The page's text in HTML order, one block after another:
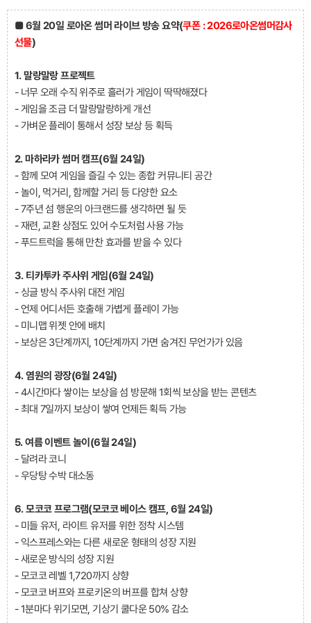
■ 6월 20일 로아온 썸머 라이브 방송 요약(쿠폰 :2026로아온썸머감사
선물)
1. 말랑말랑 프로젝트
- 너무 오래 수직 위주로 흘러가 게임이 딱딱해졌다
- 게임을 조금 더 말랑말랑하게 개선
- 가벼운 플레이 통해서 성장 보상 등 획득
2. 마하라카 썸머 캠프(6월 24일)
- 함께 모여 게임을 즐길 수 있는 종합 커뮤니티 공간
- 놀이, 먹거리, 함께할 거리 등 다양한 요소
- 7주년 섬 행운의 아크랜드를 생각하면 될 듯
- 재련, 교환 상점도 있어 수도처럼 사용 가능
- 푸드트럭을 통해 만찬 효과를 받을 수 있다
3. 티카투카 주사위 게임(6월 24일)
- 싱글 방식 주사위 대전 게임
- 언제 어디서든 호출해 가볍게 플레이 가능
- 미니맵 위젯 안에 배치
- 보상은 3단계까지, 10단계까지 가면 숨겨진 무언가가 있음
4. 염원의 광장(6월 24일)
- 4시간마다 쌓이는 보상을 섬 방문해 1회씩 보상을 받는 콘텐츠
- 최대 7일까지 보상이 쌓여 언제든 획득 가능
5. 여름 이벤트 놀이(6월 24일)
- 달려라 코니
- 우당탕 수박 대소동
6. 모코코 프로그램(모코코 베이스 캠프, 6월 24일)
- 미들 유저, 라이트 유저를 위한 정착 시스템
- 익스프레스와는 다른 새로운 형태의 성장 지원
- 새로운 방식의 성장 지원
- 모코코 레벨 1,720까지 상향
- 모코코 버프와 프로키온의 버프를 합쳐 상향
- 1분마다 위기모면, 기상기 쿨다운 50% 감소